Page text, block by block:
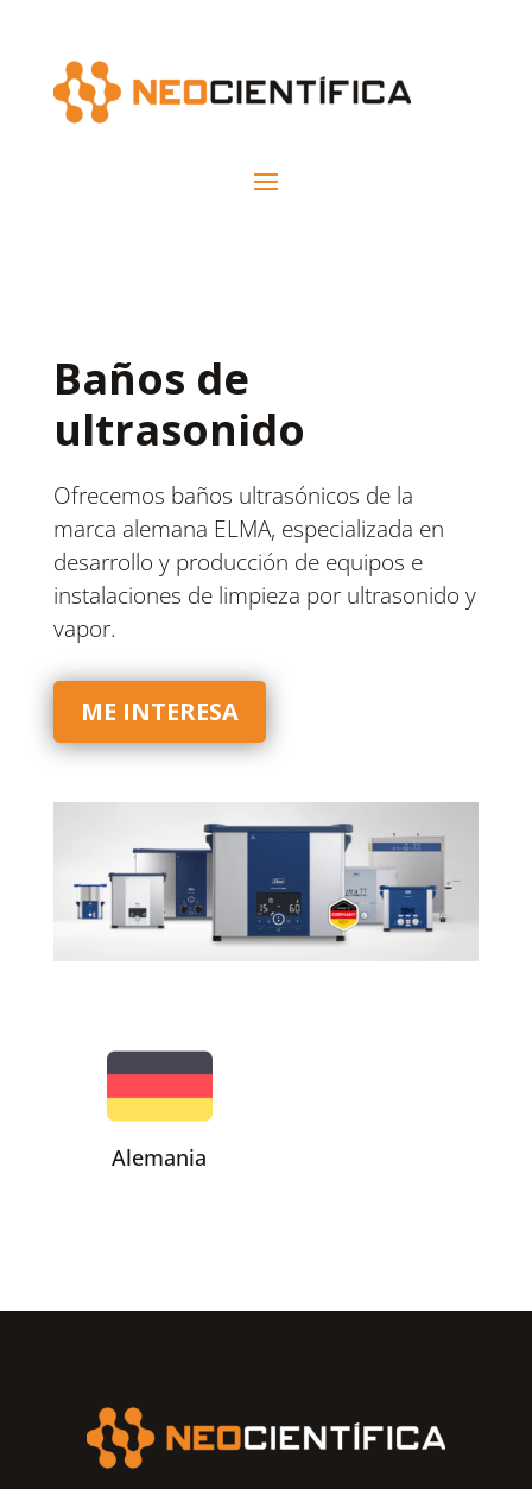
Baños de
ultrasonido
Ofrecemos baños ultrasónicos de la
marca alemana ELMA, especializada en
desarrollo y producción de equipos e
instalaciones de limpieza por ultrasonido y
vapor.
ME INTERESA
Alemania